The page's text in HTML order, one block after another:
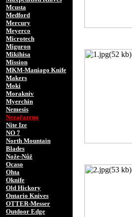
Mcusta
Medford
Mercury
Meyerco
Microtech
Miguron
Mikihisa
Mission
MKM-Maniago Knife
Makers
Moki
Morakniv
Myerchin
Nemesis
Nezařazeno
Nite Ize
NO 7
North Mountain
Blades
Nože-Nůž
Ocaso
Ohta
Oknife
Old Hickory
Ontario Knives
OTTER-Messer
Outdoor Edge